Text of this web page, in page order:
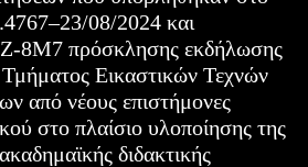
08/2024 και
πρόσκλησης εκδήλωσης
Τμήματος Εικαστικών Τεχνών
από νέους επιστήμονες
στο πλαίσιο υλοποίησης της
διδακτικής